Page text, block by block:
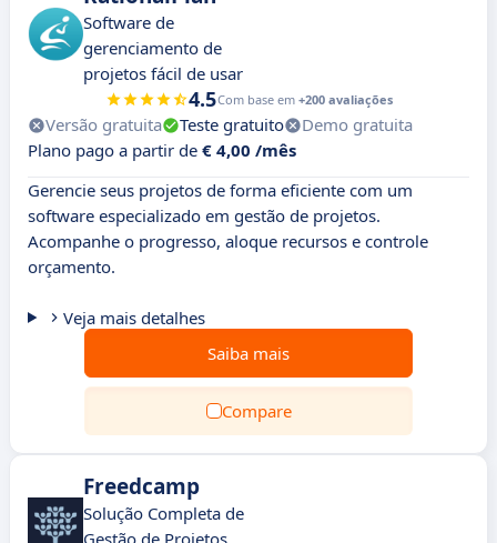
Software de
gerenciamento de
projetos fácil de usar
4.5Com base em +200 avaliações
Versão gratuita Teste gratuito
Demo gratuita
Plano pago a partir de € 4,00 /mês
Gerencie seus projetos de forma eficiente com um
software especializado em gestão de projetos.
Acompanhe o progresso, aloque recursos e controle
orçamento.
Veja mais detalhes
Saiba mais
Compare
Freedcamp
Solução Completa de
Gestão de Projetos